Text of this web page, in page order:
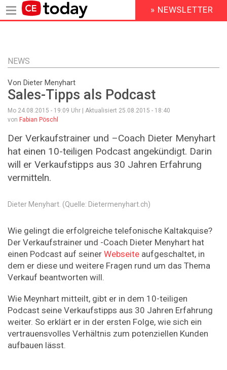
Inhalt
HEADER
MENU
» NEWSLETTER
NEWS
Von Dieter Menyhart
Sales-Tipps als Podcast
Mo 24.08.2015 - 19:09 Uhr | Aktualisiert 25.08.2015 - 18:40
von Fabian Pöschl
Der Verkaufstrainer und –Coach Dieter Menyhart
hat einen 10-teiligen Podcast angekündigt. Darin
will er Verkaufstipps aus 30 Jahren Erfahrung
vermitteln.
Dieter Menyhart. (Quelle: Dietermenyhart.ch)
Wie gelingt die erfolgreiche telefonische Kaltakquise?
Der Verkaufstrainer und -Coach Dieter Menyhart hat
einen Podcast auf seiner Webseite aufgeschaltet, in
dem er diese und weitere Fragen rund um das Thema
Verkauf beantworten will.
Wie Meynhart mitteilt, gibt er in dem 10-teiligen
Podcast seine Verkaufstipps aus 30 Jahren Erfahrung
weiter. So erklärt er in der ersten Folge, wie sich ein
vertrauensvolles Verhältnis zum potenziellen Kunden
aufbauen lässt.